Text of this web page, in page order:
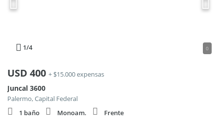
1/4 0
USD 400 + $15.000 expensas
Juncal 3600
Palermo, Capital Federal
1 baño
Monoam.
Frente